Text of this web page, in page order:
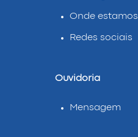
Onde estamos
Redes sociais
Ouvidoria
Mensagem